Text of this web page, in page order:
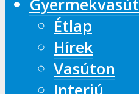
Gyermekvasút
Étlap
Hírek
Vasúton